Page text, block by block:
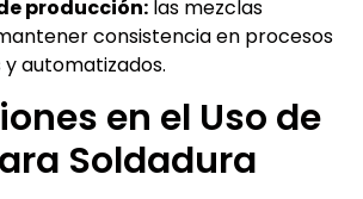
producción: las mezclas
consistencia en procesos
automatizados.
en el Uso de
Soldadura